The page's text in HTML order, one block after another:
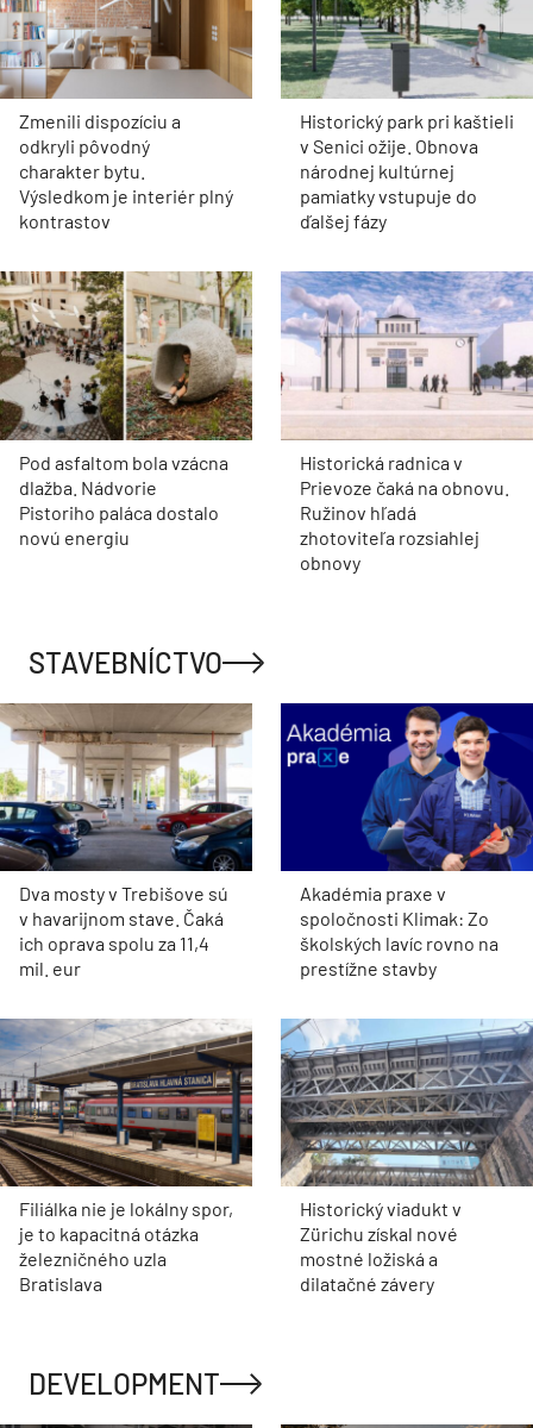
Zmenili dispozíciu a
odkryli pôvodný
charakter bytu.
Výsledkom je interiér plný
kontrastov
Historický park pri kaštieli
v Senici ožije. Obnova
národnej kultúrnej
pamiatky vstupuje do
ďalšej fázy
Pod asfaltom bola vzácna
dlažba. Nádvorie
Pistoriho paláca dostalo
novú energiu
Historická radnica v
Prievoze čaká na obnovu.
Ružinov hľadá
zhotoviteľa rozsiahlej
obnovy
STAVEBNÍCTVO
Dva mosty v Trebišove sú
v havarijnom stave. Čaká
ich oprava spolu za 11,4
mil. eur
Akadémia praxe v
spoločnosti Klimak: Zo
školských lavíc rovno na
prestížne stavby
Filiálka nie je lokálny spor,
je to kapacitná otázka
železničného uzla
Bratislava
Historický viadukt v
Zürichu získal nové
mostné ložiská a
dilatačné závery
DEVELOPMENT